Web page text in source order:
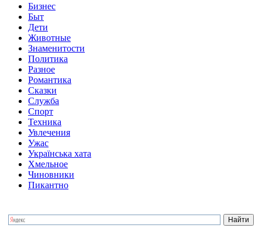
Бизнес
Быт
Дети
Животные
Знаменитости
Политика
Разное
Романтика
Сказки
Служба
Спорт
Техника
Увлечения
Ужас
Українська хата
Хмельное
Чиновники
Пикантно